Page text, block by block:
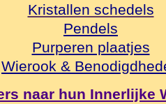
Kristallen schedels
Pendels
Purperen plaatjes
Wierook &
naar hun Innerlijke